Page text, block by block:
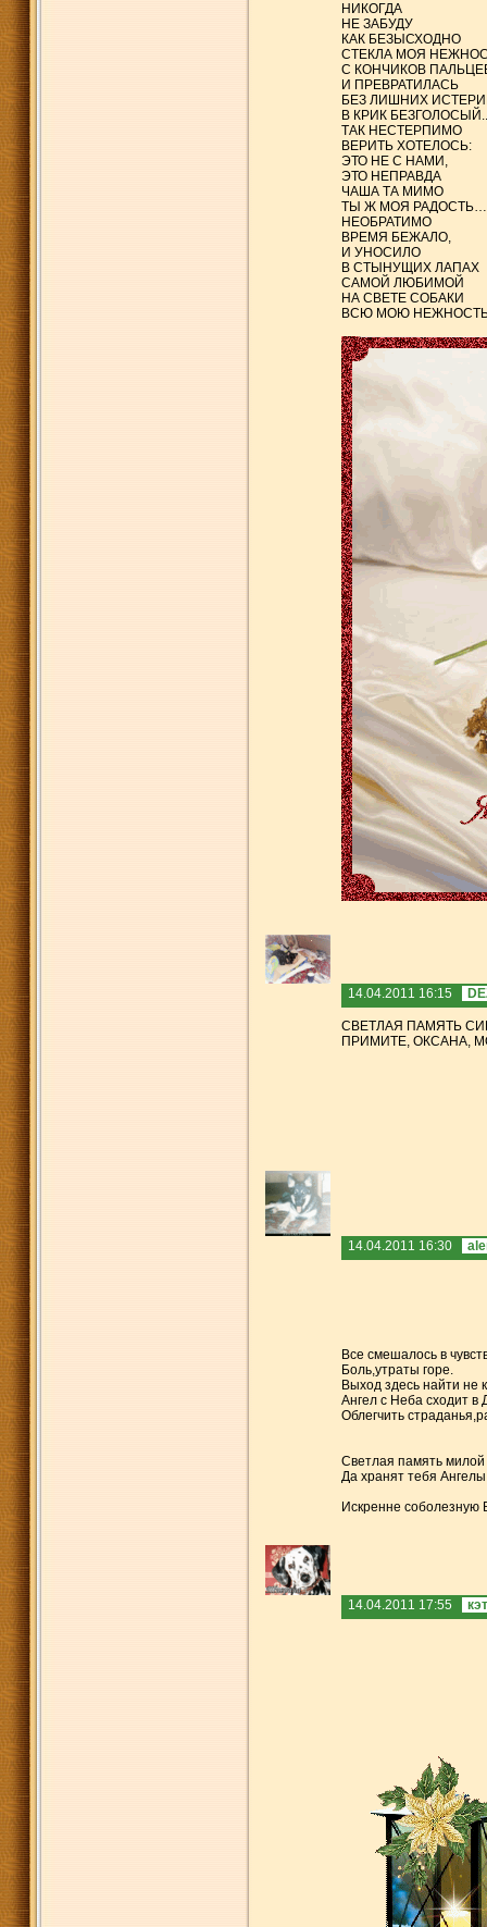
НИКОГДА
НЕ ЗАБУДУ
КАК БЕЗЫСХОДНО
СТЕКЛА МОЯ
С КОНЧИКОВ
И ПРЕВРАТИЛАСЬ
БЕЗ ЛИШНИХ
В КРИК
ТАК НЕСТЕРПИМО
ВЕРИТЬ ХОТЕЛОСЬ:
ЭТО НЕ С НАМИ,
ЭТО НЕПРАВДА
ЧАША ТА МИМО
ТЫ Ж МОЯ
НЕОБРАТИМО
ВРЕМЯ БЕЖАЛО,
И УНОСИЛО
В СТЫНУЩИХ ЛАПАХ
САМОЙ ЛЮБИМОЙ
НА СВЕТЕ СОБАКИ
ВСЮ МОЮ
14.04.2011 16:15
СВЕТЛАЯ ПАМЯТЬ
ПРИМИТЕ, ОКСАНА,
14.04.2011 16:30
Все смешалось в
Боль,утраты горе.
Выход здесь найти не
Ангел с Неба сходит
Облегчить
Светлая память милой
Да хранят тебя
Искренне соболезную
14.04.2011 17:55